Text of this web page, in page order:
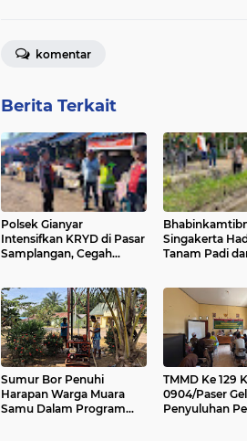
komentar
Berita Terkait
Polsek Gianyar
Intensifkan KRYD di Pasar
Samplangan, Cegah
Singakerta
Tanam Padi
Sumur Bor Penuhi
Harapan Warga Muara
Samu Dalam Program
TMMD Ke 129
0904/Paser
Penyuluhan